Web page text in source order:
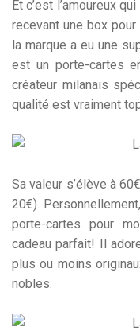
Et c’est l’amoureux
recevant une box
la marque a eu une
est un porte-cartes
créateur milanais
qualité est vraiment
Sa valeur s’élève à
20€).
porte-cartes pour
cadeau parfait! Il
plus ou moins
nobles.